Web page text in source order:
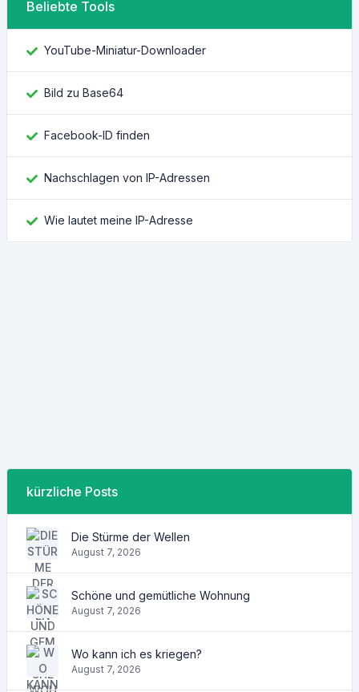
Beliebte Tools
YouTube-Miniatur-Downloader
Bild zu Base64
Facebook-ID finden
Nachschlagen von IP-Adressen
Wie lautet meine IP-Adresse
kürzliche Posts
Die Stürme der Wellen
August 7, 2026
Schöne und gemütliche Wohnung
August 7, 2026
Wo kann ich es kriegen?
August 7, 2026